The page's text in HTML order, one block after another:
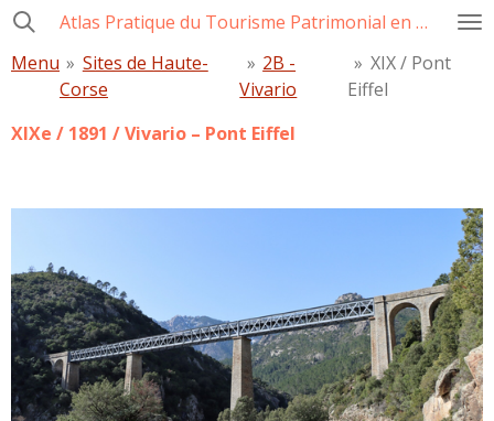
Passer
contenu
principal
Atlas Pratique du Tourisme Patrimonial en Corse
Menu » Sites de Haute-
Corse
» 2B -
Vivario
» XIX / Pont
Eiffel
XIXe / 1891 / Vivario – Pont Eiffel